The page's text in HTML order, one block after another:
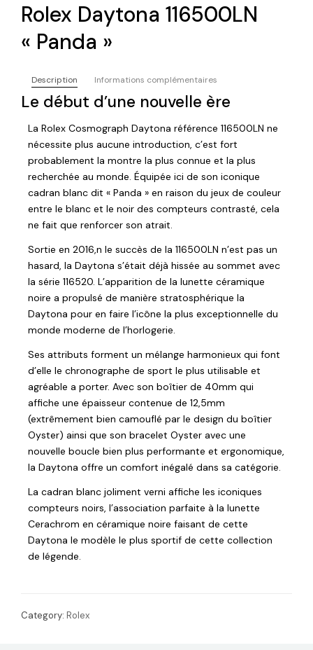
Rolex Daytona 116500LN
« Panda »
Description Informations complémentaires
Le début d’une nouvelle ère
La Rolex Cosmograph Daytona référence 116500LN ne
nécessite plus aucune introduction, c’est fort
probablement la montre la plus connue et la plus
recherchée au monde. Équipée ici de son iconique
cadran blanc dit « Panda » en raison du jeux de couleur
entre le blanc et le noir des compteurs contrasté, cela
ne fait que renforcer son atrait.
Sortie en 2016,n le succès de la 116500LN n’est pas un
hasard, la Daytona s’était déjà hissée au sommet avec
la série 116520. L’apparition de la lunette céramique
noire a propulsé de manière stratosphérique la
Daytona pour en faire l’icône la plus exceptionnelle du
monde moderne de l’horlogerie.
Ses attributs forment un mélange harmonieux qui font
d’elle le chronographe de sport le plus utilisable et
agréable a porter. Avec son boîtier de 40mm qui
affiche une épaisseur contenue de 12,5mm
(extrêmement bien camouflé par le design du boîtier
Oyster) ainsi que son bracelet Oyster avec une
nouvelle boucle bien plus performante et ergonomique,
la Daytona offre un comfort inégalé dans sa catégorie.
La cadran blanc joliment verni affiche les iconiques
compteurs noirs, l’association parfaite à la lunette
Cerachrom en céramique noire faisant de cette
Daytona le modèle le plus sportif de cette collection
de légende.
Category: Rolex